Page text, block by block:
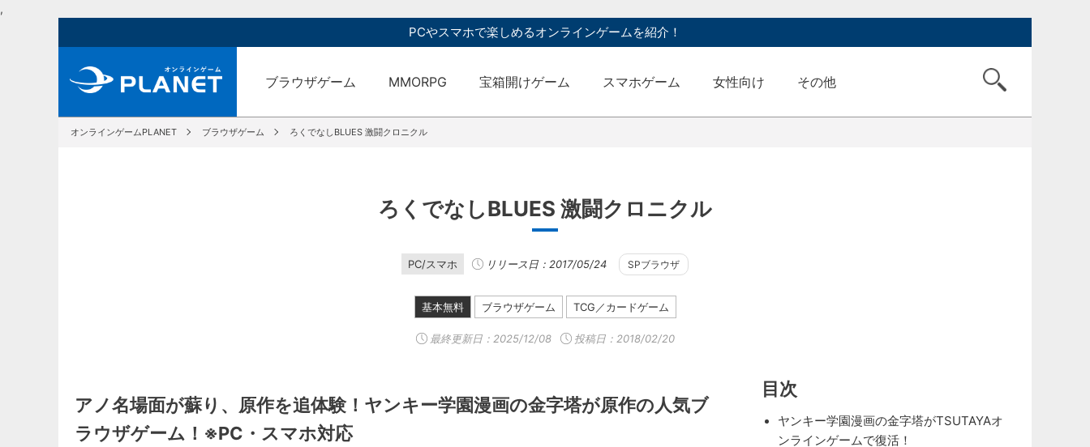
,
PCやスマホで楽しめるオンラインゲームを紹介！
ブラウザゲーム MMORPG 宝箱開けゲーム スマホゲーム 女性向け その他
オンラインゲームPLANET ブラウザゲーム ろくでなしBLUES 激闘クロニクル
ろくでなしBLUES 激闘クロニクル
PC/スマホ リリース日：2017/05/24 SPブラウザ
基本無料 ブラウザゲーム TCG／カードゲーム
最終更新日： 2025/12/08 投稿日：2018/02/20
アノ名場面が蘇り、原作を追体験！ヤンキー学園漫画の金字塔が原作の人気ブ
ラウザゲーム！※PC・スマホ対応
目次
ヤンキー学園漫画の金字塔がTSUTAYAオ
ンラインゲームで復活！